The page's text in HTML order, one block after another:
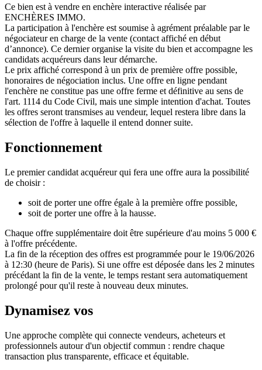
Ce bien est à vendre en enchère interactive réalisée par
ENCHÈRES IMMO.
La participation à l'enchère est soumise à agrément préalable par le
négociateur en charge de la vente (contact affiché en début
d’annonce). Ce dernier organise la visite du bien et accompagne les
candidats acquéreurs dans leur démarche.
Le prix affiché correspond à un prix de première offre possible,
honoraires de négociation inclus. Une offre en ligne pendant
l'enchère ne constitue pas une offre ferme et définitive au sens de
l'art. 1114 du Code Civil, mais une simple intention d'achat. Toutes
les offres seront transmises au vendeur, lequel restera libre dans la
sélection de l'offre à laquelle il entend donner suite.
Fonctionnement
Le premier candidat acquéreur qui fera une offre aura la possibilité
de choisir :
soit de porter une offre égale à la première offre possible,
soit de porter une offre à la hausse.
Chaque offre supplémentaire doit être supérieure d'au moins 5 000 €
à l'offre précédente.
La fin de la réception des offres est programmée pour le 19/06/2026
à 12:30 (heure de Paris). Si une offre est déposée dans les 2 minutes
précédant la fin de la vente, le temps restant sera automatiquement
prolongé pour qu'il reste à nouveau deux minutes.
Dynamisez vos
Une approche complète qui connecte vendeurs, acheteurs et
professionnels autour d'un objectif commun : rendre chaque
transaction plus transparente, efficace et équitable.